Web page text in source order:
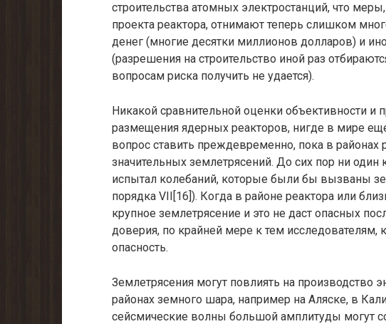
строительства атомных электростанций, что
проекта реактора, от­нимают теперь слишком
денег (многие десятки миллионов долларов) и
(разрешения на строительство иной раз
вопросам риска получить не удается).
Никакой сравнительной оценки объективности
размещения ядерных реакторов, нигде в мире
вопрос ставить преждевременно, пока в
значительных землетрясений. До сих пор ни
испытал колебаний, которые были бы вызваны
порядка VII[16]). Когда в районе реактора или
крупное землетрясение и это не даст опасных
доверия, по крайней мере к тем
опасность.
Землетрясения могут повлиять на производство
районах земного шара, например на Аляске, в
сейсмические волны большой амплитуды могут